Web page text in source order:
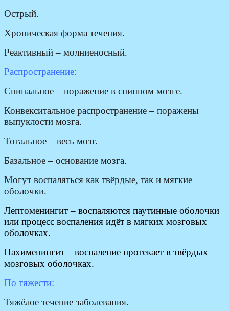
Острый.
Хроническая форма течения.
Реактивный – молниеносный.
Распространение:
Спинальное – поражение в спинном мозге.
Конвекситальное распространение – поражены
выпуклости мозга.
Тотальное – весь мозг.
Базальное – основание мозга.
Могут воспаляться как твёрдые, так и мягкие
оболочки.
Лептоменингит – воспаляются паутинные оболочки
или процесс воспаления идёт в мягких мозговых
оболочках.
Пахименингит – воспаление протекает в твёрдых
мозговых оболочках.
По тяжести:
Тяжёлое течение заболевания.